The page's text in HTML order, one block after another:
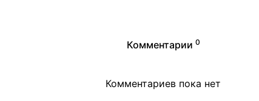
Комментарии 0
Комментариев пока нет